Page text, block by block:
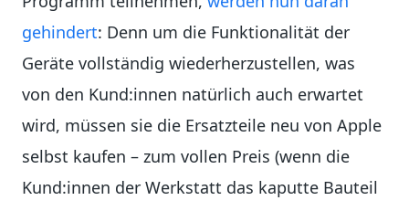
gehindert: Denn um die Funktionalität der
Geräte vollständig wiederherzustellen, was
von den Kund:innen natürlich auch erwartet
wird, müssen sie die Ersatzteile neu von Apple
selbst kaufen – zum vollen Preis (wenn die
Kund:innen der Werkstatt das kaputte Bauteil